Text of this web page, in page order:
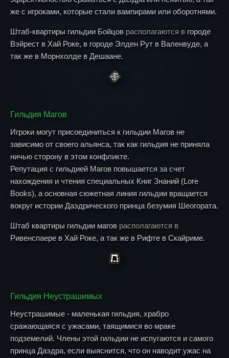
же с игроками, которые стали вампирами или оборотнями.
Штаб-квартиры гильдии Бойцов располагаются в городе
Вэйрест в Хай Роке, в городе Элден Рут в Валенвуде, а
так же в Морнхолде в Дешаане.
Гильдия Магов
Игроки могут присоединиться к гильдии Магов не
зависимо от своего альянса, так как гильдия не приняла
ничью сторону в этом конфликте.
Репутация с гильдией Магов повышается за счет
нахождения и чтения специальных Книг Знаний (Lore
Books), а основная сюжетная линия гильдии вращается
вокруг истории Даэдрического принца безумия Шеогората.
Штаб квартиры гильдии магов располагаются в
Ривенспаере в Хай Роке, а так же в Рифте в Скайриме.
Гильдия Неустрашимых
Неустрашимые - маленькая гильдия, храбро
сражающаяся с ужасами, таящимися во мраке
подземелий. Члены этой гильдии не испугаются и самого
принца Даэдра, если выяснится, что он наводит ужас на